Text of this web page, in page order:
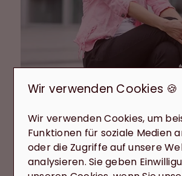
Geprüfte
+49 7144 / 27 88 88 – 0
info@reiterundreiter.de
Wir verwenden Cookies 🍪
Wir verwenden Cookies, um
Funktionen für soziale Medien
oder die Zugriffe auf unsere
analysieren. Sie geben